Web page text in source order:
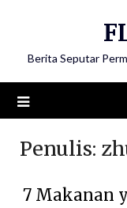
Berita Seputar
Penulis:
7 Makanan